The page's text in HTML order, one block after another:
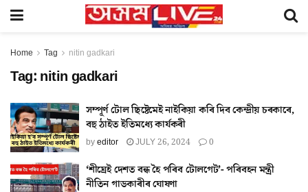
Home Tag nitin gadkari
Tag: nitin gadkari
সম্পূৰ্ণ টোল ছিষ্টেমেই নাইকিয়া কৰি দিব কেন্দ্ৰীয় চৰকাৰে,
বহু ঠাইত ইতিমধ্যে কাৰ্যকৰী
byeditor JULY 26, 2024 0
‘শীঘ্ৰেই দেশত বন্ধ হৈ পৰিব টোলগেট’- পৰিবহন মন্ত্ৰী
নীতিন গাডকাৰীৰ ঘোষণা